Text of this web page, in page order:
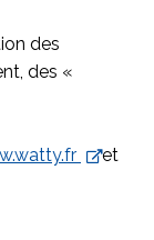
des
des «
et